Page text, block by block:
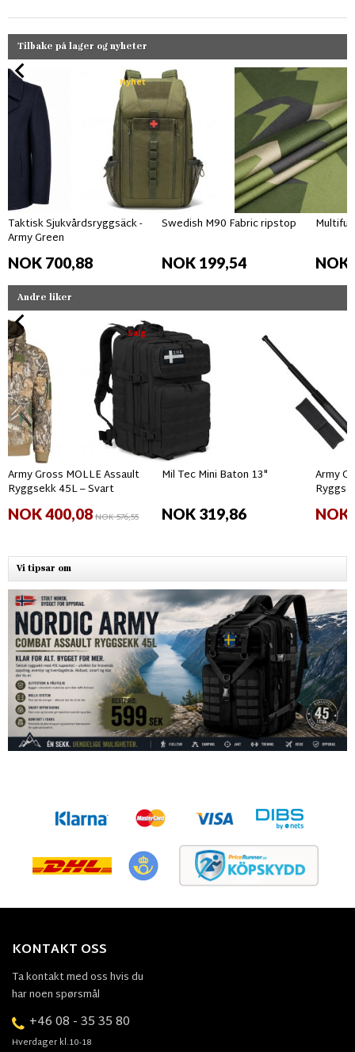
Tilbake på lager og nyheter
Nyhet
Taktisk Sjukvårdsryggsäck -
Army Green
NOK 700,88
Swedish M90 Fabric ripstop
NOK 199,54 NOK
Andre liker
Salg
Army Gross MOLLE Assault
Ryggsekk 45L – Svart
NOK 400,08NOK 576,55
Mil Tec Mini Baton 13"
NOK 319,86
Army
NOK
Vi tipsar om
KONTAKT OSS
Ta kontakt med oss hvis du
har noen spørsmål
+46 08 - 35 35 80
Hverdager kl.10-18